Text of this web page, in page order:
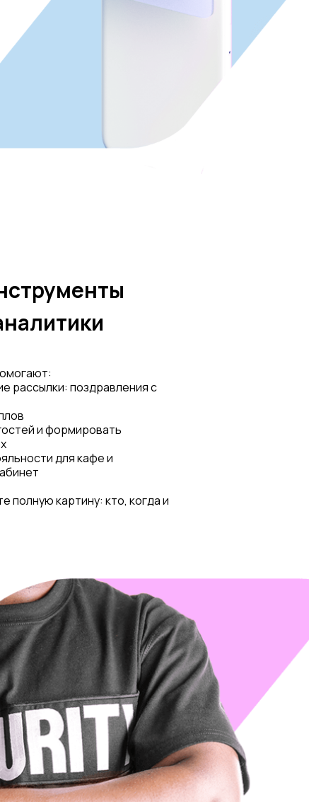
рассылки: поздравления с
и формировать
для кафе и
полную картину: кто, когда и